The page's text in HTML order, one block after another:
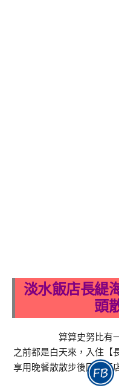
淡水飯店長緹
頭
算算史努比有
之前都是白天來，入住【
享用晚餐散散步後回到飯